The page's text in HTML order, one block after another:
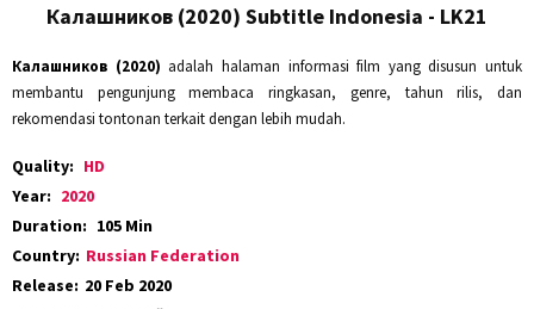
Калашников (2020) Subtitle Indonesia - LK21
Калашников (2020) adalah halaman informasi film yang disusun untuk
membantu pengunjung membaca ringkasan, genre, tahun rilis, dan
rekomendasi tontonan terkait dengan lebih mudah.
Quality: HD
Year: 2020
Duration: 105 Min
Country: Russian Federation
Release: 20 Feb 2020